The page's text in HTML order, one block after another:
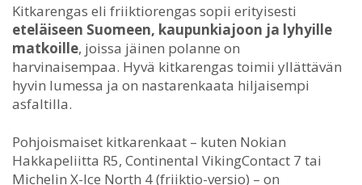
Kitkarengas eli friiktiorengas sopii erityisesti
eteläiseen Suomeen, kaupunkiajoon ja lyhyille
matkoille, joissa jäinen polanne on
harvinaisempaa. Hyvä kitkarengas toimii yllättävän
hyvin lumessa ja on nastarenkaata hiljaisempi
asfaltilla.
Pohjoismaiset kitkarenkaat – kuten Nokian
Hakkapeliitta R5, Continental VikingContact 7 tai
Michelin X-Ice North 4 (friiktio-versio) – on